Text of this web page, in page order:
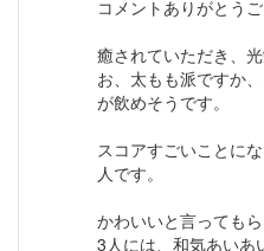
コメントありがとうご
癒されていただき、光
お、太もも派ですか
が飲めそうです。
スコアすごいことに
人です。
かわいいと言っても
3人には、和気あいあ